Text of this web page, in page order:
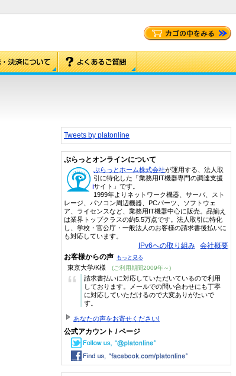
Tweets by platonline
ぷらっとオンラインについて
ぷらっとホーム株式会社が運用する、法人取
引に特化した「業務用IT機器専門の調達支援
サイト」です。
1999年よりネットワーク機器、サーバ、スト
レージ、パソコン周辺機器、PCパーツ、ソフトウェ
ア、ライセンスなど、業務用IT機器中心に販売。品揃え
は業界トップクラスの約5.5万点です。法人取引に特化
し、学校・官公庁・一般法人のお客様の請求書後払いに
も対応しています。
IPv6への取り組み 会社概要
お客様からの声 もっと見る
東京大学/K様 (ご利用期間2009年～)
“
請求書払いに対応していただいているので利用
しております。メールでの問い合わせにも丁寧
に対応していただけるので大変ありがたいで
す。
あなたの声をお寄せください!
公式アカウント / ページ